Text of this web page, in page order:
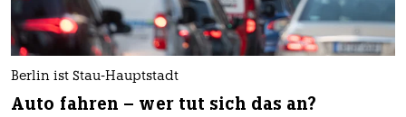
Berlin ist Stau-Hauptstadt
Auto fahren – wer tut sich das an?